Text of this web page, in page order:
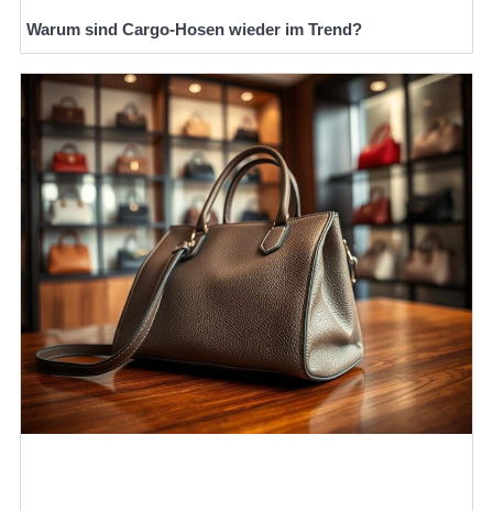
Warum sind Cargo-Hosen wieder im Trend?